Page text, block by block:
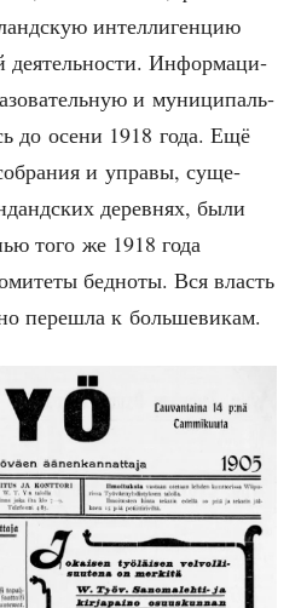
интел­ли­ген­цию
дея­тель­но­сти. Инфор­ма­ци­
и муни­ци­паль­
до осе­ни 1918 года. Ещё
и упра­вы, суще­
дерев­нях, были
того же 1918 года
бед­но­ты. Вся власть
пере­шла к большевикам.